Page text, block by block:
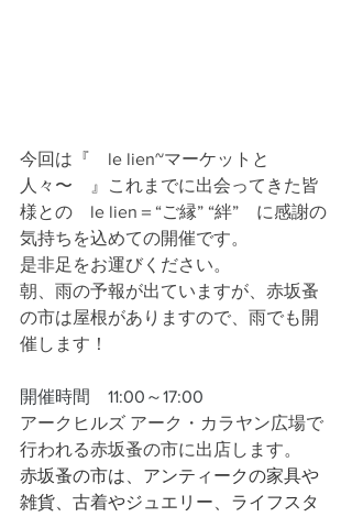
今回は『　le lien~マーケットと
人々〜　』これまでに出会ってきた皆
様との　le lien＝“ご縁” “絆”　に感謝の
気持ちを込めての開催です。
是非足をお運びください。
朝、雨の予報が出ていますが、赤坂蚤
の市は屋根がありますので、雨でも開
催します！
開催時間　11:00～17:00
アークヒルズ アーク・カラヤン広場で
行われる赤坂蚤の市に出店します。
赤坂蚤の市は、アンティークの家具や
雑貨、古着やジュエリー、ライフスタ